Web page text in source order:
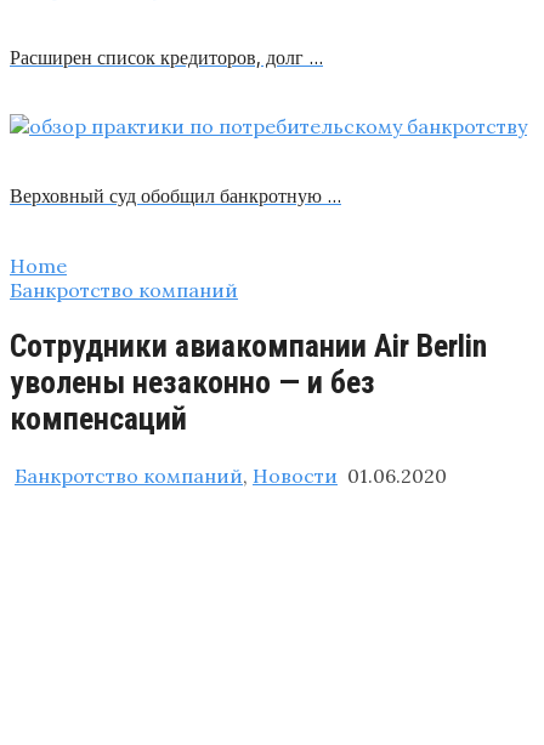
Расширен список кредиторов, долг …
Верховный суд обобщил банкротную …
Home
Банкротство компаний
Сотрудники авиакомпании Air Berlin
уволены незаконно — и без
компенсаций
Банкротство компаний, Новости 01.06.2020